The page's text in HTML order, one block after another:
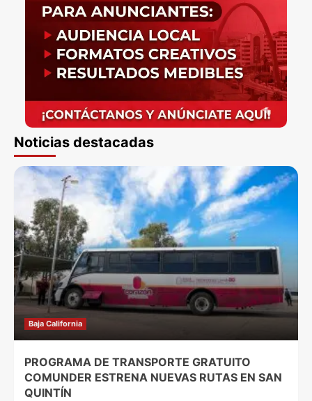
Noticias destacadas
Baja California
PROGRAMA DE TRANSPORTE GRATUITO
COMUNDER ESTRENA NUEVAS RUTAS EN SAN
QUINTÍN